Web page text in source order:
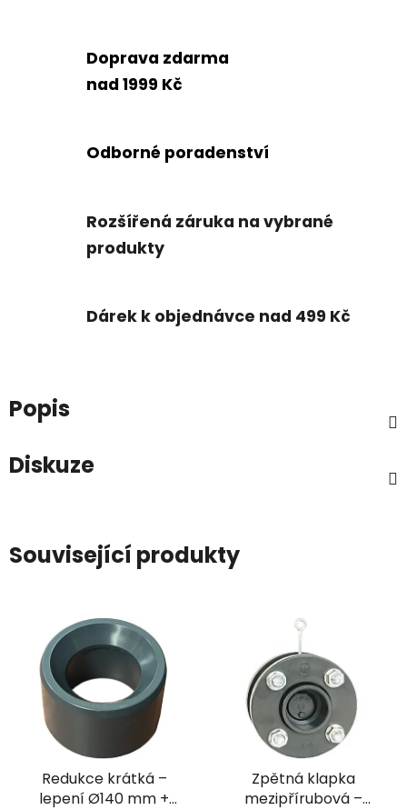
Doprava zdarma
nad 1999 Kč
Odborné poradenství
Rozšířená záruka na vybrané
produkty
Dárek k objednávce nad 499 Kč
Popis
Diskuze
Související produkty
Redukce krátká –
lepení Ø140 mm +
Zpětná klapka
mezipřírubová –